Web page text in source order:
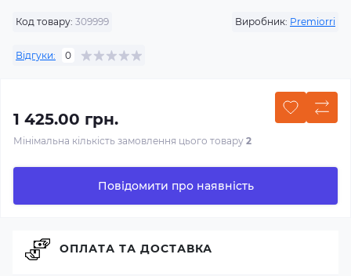
Код товару: 309999 Виробник: Premiorri
Відгуки: 0
1 425.00 грн.
Мінімальна кількість замовлення цього товару 2
Повідомити про наявність
ОПЛАТА ТА ДОСТАВКА